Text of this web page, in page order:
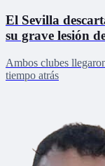
El Sevilla
su grave lesión
Ambos clubes
tiempo atrás